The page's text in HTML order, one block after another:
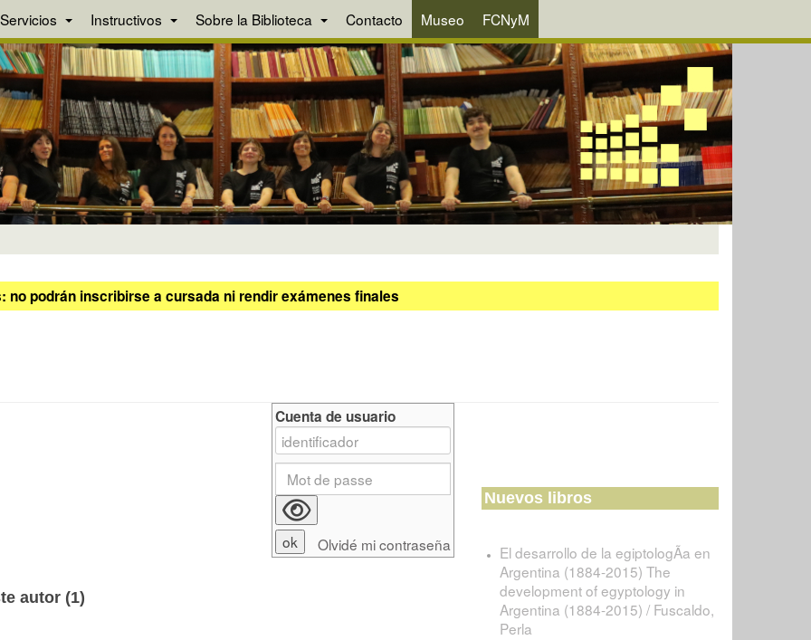
Servicios Instructivos Sobre la Biblioteca Contacto Museo FCNyM
podrán inscribirse a cursada ni rendir exámenes finales
autor (1)
Cuenta de usuario
Olvidé mi contraseña
Nuevos libros
El desarrollo de la egiptologÃ­a en
Argentina (1884-2015) The
development of egyptology in
Argentina (1884-2015) / Fuscaldo,
Perla